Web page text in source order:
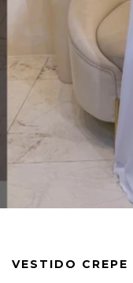
VESTIDO